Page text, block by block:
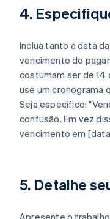
4.
Inclua tanto a data
vencimento do
costumam ser de 14
use um cronograma
Seja específico:
confusão. Em vez
vencimento em
5. Detalhe